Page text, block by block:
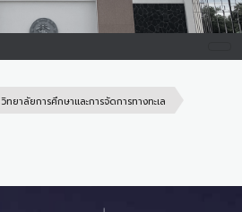
วิทยาลัยการศึกษาและการจัดการทางทะเล